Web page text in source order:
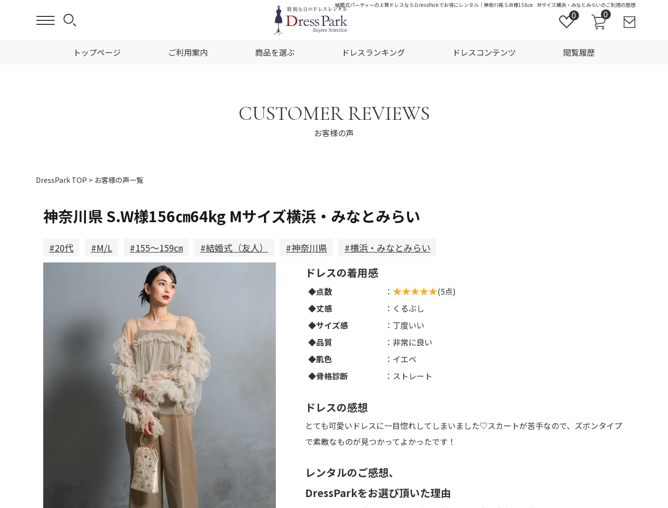
結婚式パーティーの上質ドレスならＤressParkでお得にレンタル｜神奈川県 S.W様156㎝ Mサイズ横浜・みなとみらいのご利用の感想
トップページ ご利用案内 商品を選ぶ ドレスランキング ドレスコンテンツ 閲覧履歴
0 0
CUSTOMER REVIEWS
お客様の声
DressPark TOP > お客様の声一覧
神奈川県 S.W様156㎝64kg Mサイズ横浜・みなとみらい
#20代 #M/L #155～159㎝ #結婚式（友人） #神奈川県 #横浜・みなとみらい
ドレスの着用感
◆点数 ：
(5点)
◆丈感
：くるぶし
◆サイズ感
：丁度いい
◆品質
：非常に良い
◆肌色
：イエベ
◆骨格診断
：ストレート
ドレスの感想
とても可愛いドレスに一目惚れしてしまいました♡スカートが苦手なので、ズボンタイプ
で素敵なものが見つかってよかったです！
レンタルのご感想、
DressParkをお選び頂いた理由